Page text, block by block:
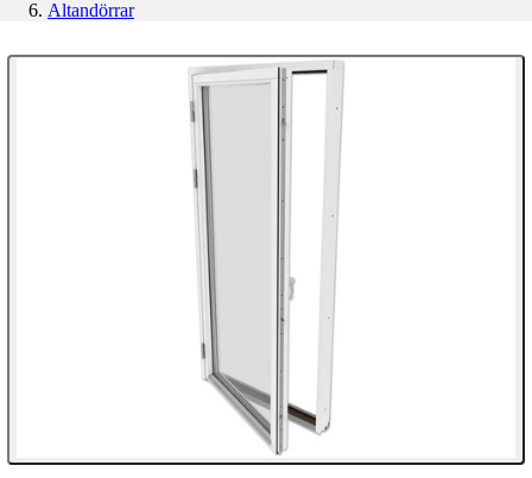
Altandörrar